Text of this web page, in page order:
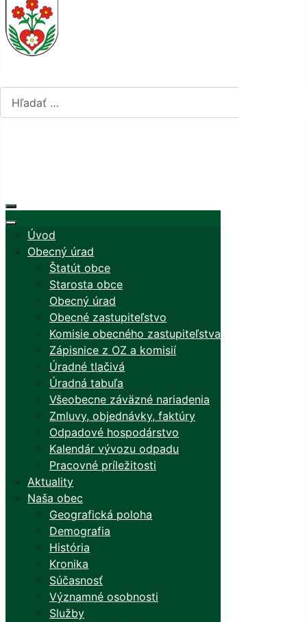
Úvod
Obecný úrad
Štatút obce
Starosta obce
Obecný úrad
Obecné zastupiteľstvo
Komisie obecného zastupiteľstva
Zápisnice z OZ a komisií
Úradné tlačivá
Úradná tabuľa
Všeobecne záväzné nariadenia
Zmluvy, objednávky, faktúry
Odpadové hospodárstvo
Kalendár vývozu odpadu
Pracovné príležitosti
Aktuality
Naša obec
Geografická poloha
Demografia
História
Kronika
Súčasnosť
Významné osobnosti
Služby